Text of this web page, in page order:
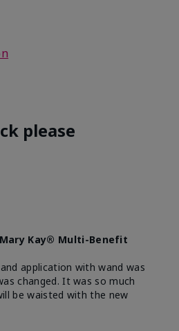
please
Kay® Multi-Benefit
application with wand was
changed. It was so much
be waisted with the new